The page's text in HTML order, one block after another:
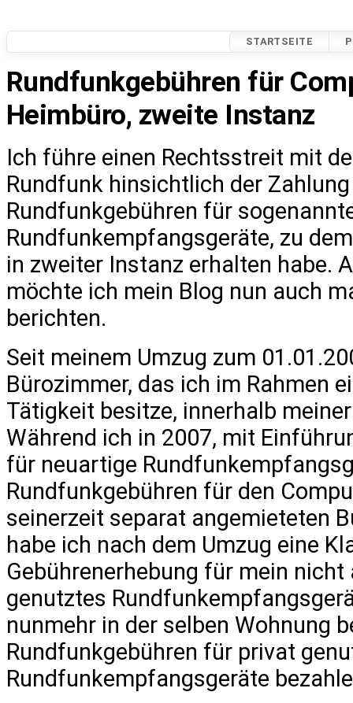
STARTSEITE
Rundfunkgebühren für
Heimbüro, zweite Instanz
Ich führe einen Rechtsstreit mit
Rundfunk hinsichtlich der
Rundfunkgebühren für
Rundfunkempfangsgeräte, zu
in zweiter Instanz erhalten habe.
möchte ich mein Blog nun auch
berichten.
Seit meinem Umzug zum
Bürozimmer, das ich im Rahmen
Tätigkeit besitze, innerhalb
Während ich in 2007, mit
für neuartige
Rundfunkgebühren für den
seinerzeit separat angemieteten
habe ich nach dem Umzug eine
Gebührenerhebung für mein
genutztes
nunmehr in der selben Wohnung
Rundfunkgebühren für privat
Rundfunkempfangsgeräte